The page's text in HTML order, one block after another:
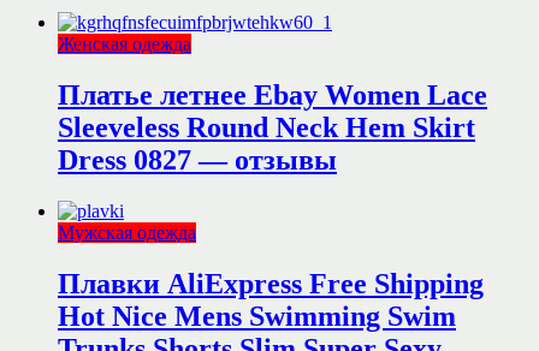
Женская одежда
Платье летнее Ebay Women Lace
Sleeveless Round Neck Hem Skirt
Dress 0827 — отзывы
Мужская одежда
Плавки AliExpress Free Shipping
Hot Nice Mens Swimming Swim